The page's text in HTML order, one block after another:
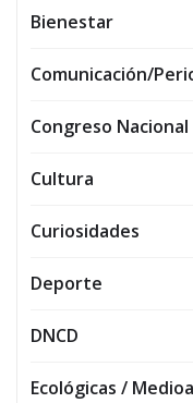
Bienestar
Comunicación/
Congreso Nacional
Cultura
Curiosidades
Deporte
DNCD
Ecológicas /